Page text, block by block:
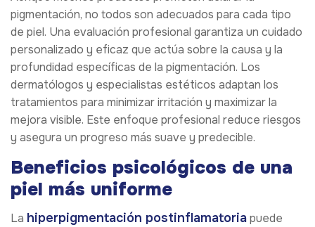
pigmentación, no todos son adecuados para cada tipo
de piel. Una evaluación profesional garantiza un cuidado
personalizado y eficaz que actúa sobre la causa y la
profundidad específicas de la pigmentación. Los
dermatólogos y especialistas estéticos adaptan los
tratamientos para minimizar irritación y maximizar la
mejora visible. Este enfoque profesional reduce riesgos
y asegura un progreso más suave y predecible.
Beneficios psicológicos de una
piel más uniforme
La hiperpigmentación postinflamatoriapuede